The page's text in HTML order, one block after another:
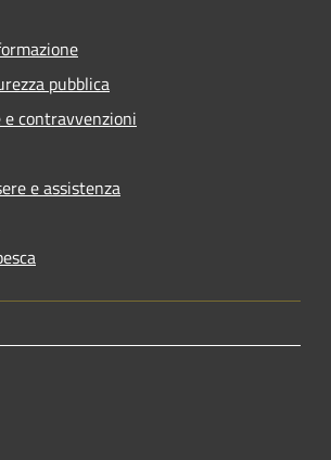
pubblica
contravvenzioni
e assistenza